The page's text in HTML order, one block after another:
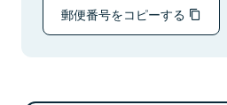
郵便番号をコピーする